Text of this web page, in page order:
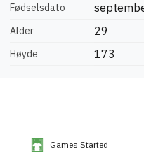
Fødselsdato
Alder 29
Høyde 173
Games Started